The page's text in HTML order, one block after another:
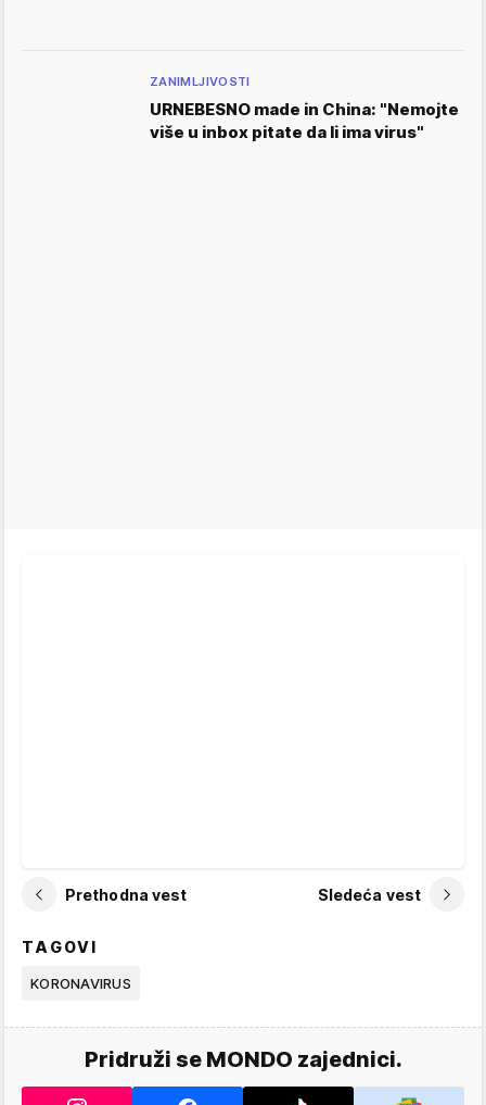
ZANIMLJIVOSTI
URNEBESNO made in China: "Nemojte
više u inbox pitate da li ima virus"
Prethodna vest Sledeća vest
TAGOVI
KORONAVIRUS
Pridruži se MONDO zajednici.